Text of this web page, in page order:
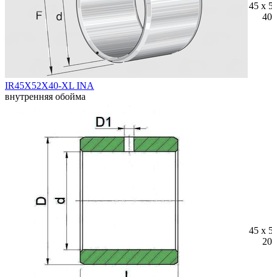
IR45X52X40-XL INA
внутренняя обойма
45 x
40
45 x
20